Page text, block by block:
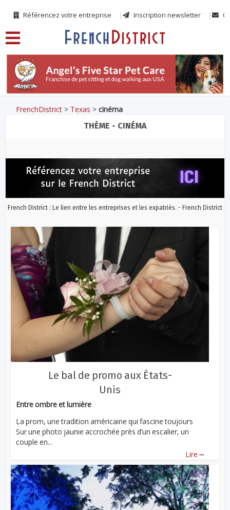
Référencez votre entreprise Inscription newsletter
FrenchDistrict > Texas >cinéma
THÈME - CINÉMA
French District : Le lien entre les entreprises et les expatriés. - French District
Le bal de promo aux États-
Unis
Entre ombre et lumière
La prom, une tradition américaine qui fascine toujours
Sur une photo jaunie accrochée près d’un escalier, un
couple en...
Lire ...